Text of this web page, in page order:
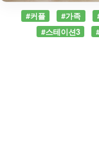
#커플 #가족
#스테이션3